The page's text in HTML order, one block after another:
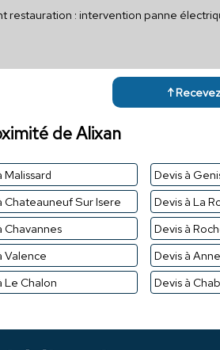
restauration : intervention panne
↑
de Alixan
Malissard Devis à
Chateauneuf Sur Isere
Devis à La
Chavannes
Devis à
Valence
Devis à
Le Chalon
Devis à